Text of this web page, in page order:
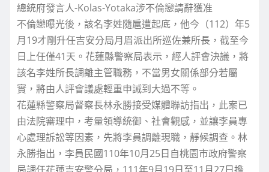
總統府發言人-Kolas-Yotaka涉不倫戀請辭獲准
不倫戀曝光後，該名李姓隨扈遭起底，他今（112）年5
月19才剛升任吉安分局月眉派出所巡佐兼所長，截至今
日上任僅41天。花蓮縣警察局表示，經人評會決議，將
該名李姓所長調離主管職務，不當男女關係部分若屬
實，將由人評會議處輕重申誡到大過不等。
花蓮縣警察局督察長林永勝接受媒體聯訪指出，此案已
由法院審理中，考量領導統御、社會觀感，並讓李員專
心處理訴訟等因素，先將李員調離現職，靜候調查。林
永勝指出，李員民國110年10月25日自桃園市政府警察